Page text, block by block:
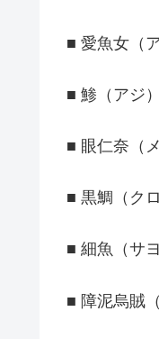
■ 愛魚女（
■ 鯵（アジ）
■ 眼仁奈（
■ 黒鯛（ク
■ 細魚（サヨ
■ 障泥烏賊